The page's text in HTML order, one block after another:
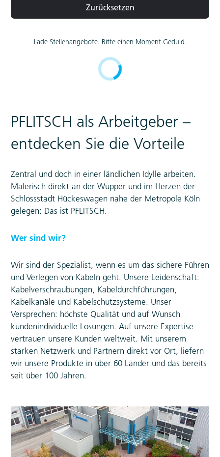
Zurücksetzen
Lade Stellenangebote. Bitte einen Moment Geduld.
PFLITSCH als Arbeitgeber –
entdecken Sie die Vorteile
Zentral und doch in einer ländlichen Idylle arbeiten.
Malerisch direkt an der Wupper und im Herzen der
Schlossstadt Hückeswagen nahe der Metropole Köln
gelegen: Das ist PFLITSCH.
Wer sind wir?
Wir sind der Spezialist, wenn es um das sichere Führen
und Verlegen von Kabeln geht. Unsere Leidenschaft:
Kabelverschraubungen, Kabeldurchführungen,
Kabelkanäle und Kabelschutzsysteme. Unser
Versprechen: höchste Qualität und auf Wunsch
kundenindividuelle Lösungen. Auf unsere Expertise
vertrauen unsere Kunden weltweit. Mit unserem
starken Netzwerk und Partnern direkt vor Ort, liefern
wir unsere Produkte in über 60 Länder und das bereits
seit über 100 Jahren.